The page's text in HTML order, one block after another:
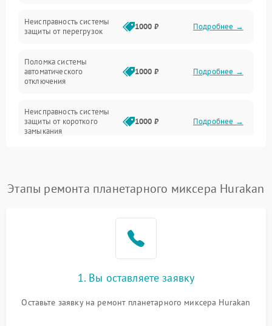
Неисправность системы
защиты от перегрузок
1000 ₽ Подробнее →
Поломка системы
автоматического
отключения
1000 ₽ Подробнее →
Неисправность системы
защиты от короткого
замыкания
1000 ₽ Подробнее →
1000 ₽
защиты от перегрузок
Этапы ремонта планетарного миксера Hurakan
1. Вы оставляете заявку
Оставьте заявку на ремонт планетарного миксера Hurakan